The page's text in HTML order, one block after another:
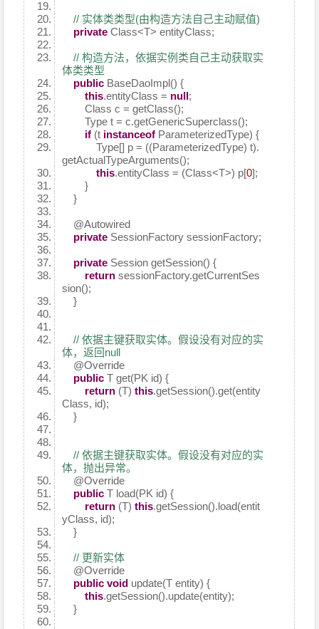
// 实体类类型(由构造方法自己主动赋值)
private Class<T> entityClass;
// 构造方法，依据实例类自己主动获取实
体类类型
public BaseDaoImpl() {
this.entityClass = null;
Class c = getClass();
Type t = c.getGenericSuperclass();
if (t instanceof ParameterizedType) {
Type[] p = ((ParameterizedType) t).
getActualTypeArguments();
this.entityClass = (Class<T>) p[0];
}
}
@Autowired
private SessionFactory sessionFactory;
private Session getSession() {
return sessionFactory.getCurrentSes
sion();
}
// 依据主键获取实体。假设没有对应的实
体，返回null
@Override
public T get(PK id) {
return (T)this.getSession().get(entity
Class, id);
}
// 依据主键获取实体。假设没有对应的实
体，抛出异常。
@Override
public T load(PK id) {
return (T)this.getSession().load(entit
yClass, id);
}
// 更新实体
@Override
public void update(T entity) {
this.getSession().update(entity);
}